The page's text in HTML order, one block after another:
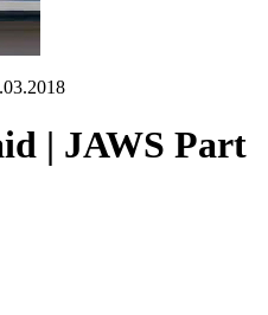
| JAWS Part